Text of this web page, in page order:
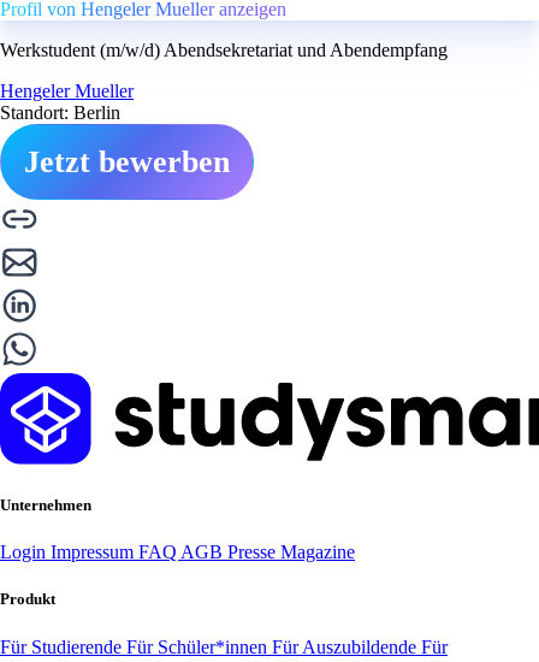
Profil von Hengeler Mueller anzeigen
Werkstudent (m/w/d) Abendsekretariat und Abendempfang
Hengeler Mueller
Standort: Berlin
Jetzt bewerben
Unternehmen
Login Impressum FAQ AGB Presse Magazine
Produkt
Für Studierende Für Schüler*innen Für Auszubildende Für